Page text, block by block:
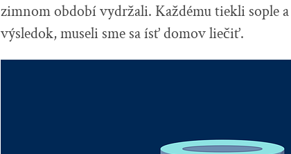
zimnom období vydržali. Každému tiekli sople
výsledok, museli sme sa ísť domov liečiť.